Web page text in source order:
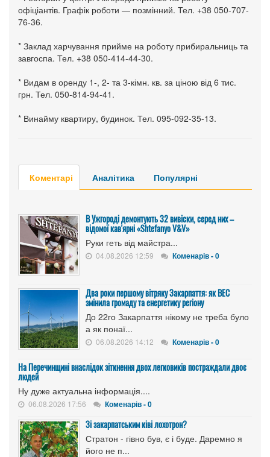
офіціантів. Графік роботи — позмінний. Тел. +38 050-707-
76-36.
* Заклад харчування прийме на роботу прибиральниць та
завгоспа. Тел. +38 050-414-44-30.
* Видам в оренду 1-, 2- та 3-кімн. кв. за ціною від 6 тис.
грн. Тел. 050-814-94-41.
* Винайму квартиру, будинок. Тел. 095-092-35-13.
Коментарі Аналітика Популярні
В Ужгороді демонтують 32 вивіски, серед них –
відомої кав'ярні «Shtefanyo V&V»
Руки геть від майстра...
04.08.2026 12:59 Коменарів - 0
Два роки першому вітряку Закарпаття: як ВЕС
змінила громаду та енергетику регіону
До 22го Закарпаття нікому не треба було
а як понаї...
06.08.2026 14:12 Коменарів - 0
На Перечинщині внаслідок зіткнення двох легковиків постраждали двоє
людей
Ну дуже актуальна інформація....
06.08.2026 17:56 Коменарів - 0
Зі закарпатським ківі лохотрон?
Стратон - гівно був, є і буде. Даремно я
його не п...